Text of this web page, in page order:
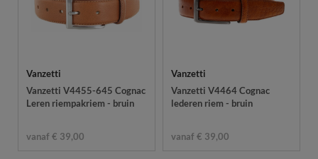
Vanzetti
Vanzetti V4455-645 Cognac
Leren riempakriem - bruin
vanaf € 39,00
Vanzetti
Vanzetti V4464 Cognac
lederen riem - bruin
vanaf € 39,00